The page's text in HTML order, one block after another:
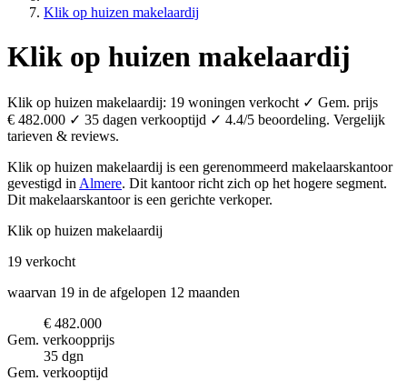
Klik op huizen makelaardij
Klik op huizen makelaardij
Klik op huizen makelaardij: 19 woningen verkocht ✓ Gem. prijs
€ 482.000 ✓ 35 dagen verkooptijd ✓ 4.4/5 beoordeling. Vergelijk
tarieven & reviews.
Klik op huizen makelaardij is een gerenommeerd makelaarskantoor
gevestigd in Almere. Dit kantoor richt zich op het hogere segment.
Dit makelaarskantoor is een gerichte verkoper.
Klik op huizen makelaardij
19 verkocht
waarvan 19 in de afgelopen 12 maanden
€ 482.000
Gem. verkoopprijs
35 dgn
Gem. verkooptijd